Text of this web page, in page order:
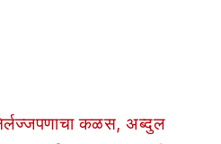
कळस, अब्दुल